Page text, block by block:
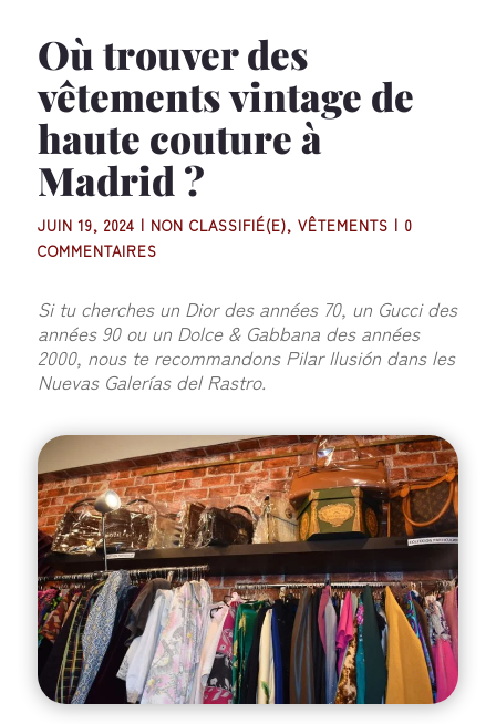
Où trouver des
vêtements vintage de
haute couture à
Madrid ?
JUIN 19, 2024 | NON CLASSIFIÉ(E), VÊTEMENTS | 0
COMMENTAIRES
Si tu cherches un Dior des années 70, un Gucci des
années 90 ou un Dolce & Gabbana des années
2000, nous te recommandons Pilar Ilusión dans les
Nuevas Galerías del Rastro.